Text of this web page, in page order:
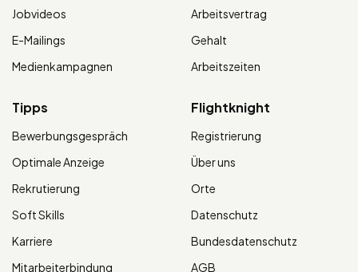
Jobvideos
E-Mailings
Medienkampagnen
Arbeitsvertrag
Gehalt
Arbeitszeiten
Tipps
Bewerbungsgespräch
Optimale Anzeige
Rekrutierung
Soft Skills
Karriere
Mitarbeiterbindung
Flightknight
Registrierung
Über uns
Orte
Datenschutz
Bundesdatenschutz
AGB